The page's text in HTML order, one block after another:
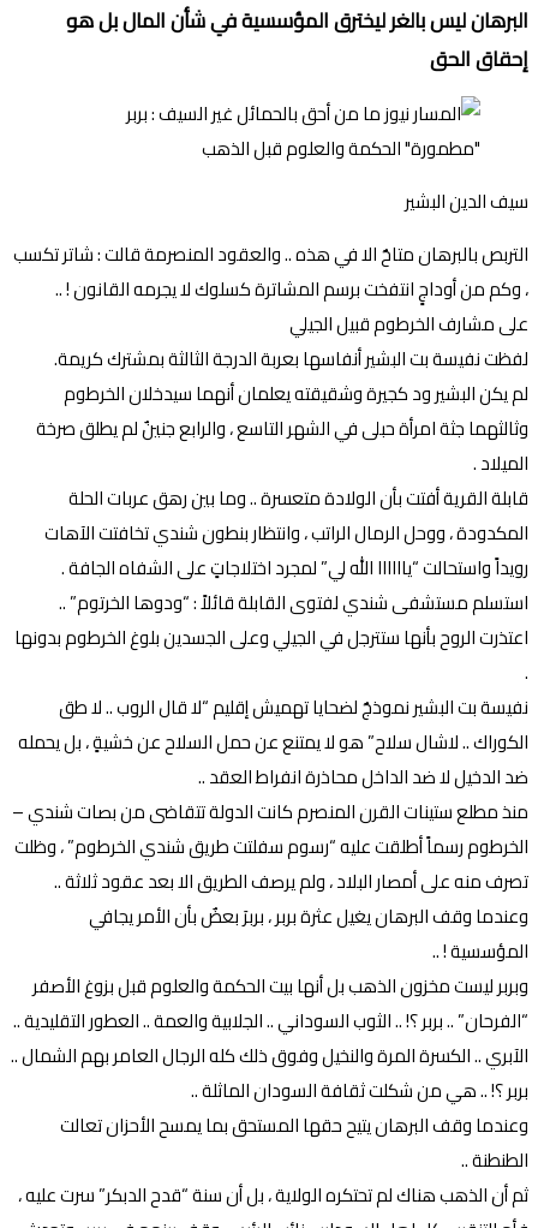
البرهان ليس بالغر ليخترق المؤسسية في شأن المال بل هو
إحقاق الحق
سيف الدين البشير
التربص بالبرهان متاحٌ الا في هذه .. والعقود المنصرمة قالت : شاتر تكسب
، وكم من أوداجٍ انتفخت برسم المشاترة كسلوك لا يجرمه القانون ! ..
على مشارف الخرطوم قبيل الجيلي
لفظت نفيسة بت البشير أنفاسها بعربة الدرجة الثالثة بمشترك كريمة.
لم يكن البشير ود كجيرة وشقيقته يعلمان أنهما سيدخلان الخرطوم
وثالثهما جثة امرأة حبلى في الشهر التاسع ، والرابع جنينٌ لم يطلق صرخة
الميلاد .
قابلة القرية أفتت بأن الولادة متعسرة .. وما بين رهق عربات الحلة
المكدودة ، ووحل الرمال الراتب ، وانتظار بنطون شندي تخافتت الآهات
رويداً واستحالت “ياااااا الله لي” لمجرد اختلاجاتٍ على الشفاه الجافة .
استسلم مستشفى شندي لفتوى القابلة قائلاً : “ودوها الخرتوم” ..
اعتذرت الروح بأنها ستترجل في الجيلي وعلى الجسدين بلوغ الخرطوم بدونها
.
نفيسة بت البشير نموذجٌ لضحايا تهميش إقليم “لا قال الروب .. لا طق
الكوراك .. لاشال سلاح” هو لا يمتنع عن حمل السلاح عن خشيةٍ ، بل يحمله
ضد الدخيل لا ضد الداخل محاذرة انفراط العقد ..
منذ مطلع ستينات القرن المنصرم كانت الدولة تتقاضى من بصات شندي –
الخرطوم رسماً أطلقت عليه “رسوم سفلتت طريق شندي الخرطوم” ، وظلت
تصرف منه على أمصار البلاد ، ولم يرصف الطريق الا بعد عقود ثلاثة ..
وعندما وقف البرهان يغيل عثرة بربر ، بربرَ بعضٌ بأن الأمر يجافي
المؤسسية ! ..
وبربر ليست مخزون الذهب بل أنها بيت الحكمة والعلوم قبل بزوغ الأصفر
“الفرحان” .. بربر ؟! .. الثوب السوداني .. الجلابية والعمة .. العطور التقليدية ..
الآبري .. الكسرة المرة والنخيل وفوق ذلك كله الرجال العامر بهم الشمال ..
بربر ؟! .. هي من شكلت ثقافة السودان الماثلة ..
وعندما وقف البرهان يتيح حقها المستحق بما يمسح الأحزان تعالت
الطنطنة ..
ثم أن الذهب هناك لم تحتكره الولاية ، بل أن سنة “قدح الدبكر” سرت عليه ،